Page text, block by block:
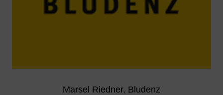
Marsel Riedner, Bludenz